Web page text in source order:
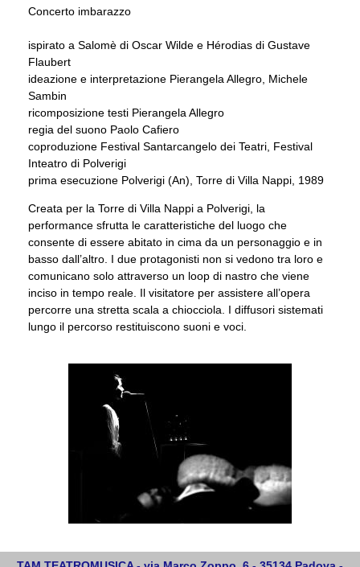
Concerto imbarazzo
ispirato a Salomè di Oscar Wilde e Hérodias di Gustave
Flaubert
ideazione e interpretazione Pierangela Allegro, Michele
Sambin
ricomposizione testi Pierangela Allegro
regia del suono Paolo Cafiero
coproduzione Festival Santarcangelo dei Teatri, Festival
Inteatro di Polverigi
prima esecuzione Polverigi (An), Torre di Villa Nappi, 1989
Creata per la Torre di Villa Nappi a Polverigi, la
performance sfrutta le caratteristiche del luogo che
consente di essere abitato in cima da un personaggio e in
basso dall’altro. I due protagonisti non si vedono tra loro e
comunicano solo attraverso un loop di nastro che viene
inciso in tempo reale. Il visitatore per assistere all’opera
percorre una stretta scala a chiocciola. I diffusori sistemati
lungo il percorso restituiscono suoni e voci.